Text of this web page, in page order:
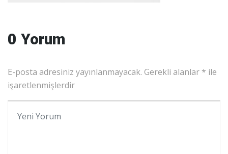
0 Yorum
E-posta adresiniz yayınlanmayacak. Gerekli alanlar * ile
işaretlenmişlerdir